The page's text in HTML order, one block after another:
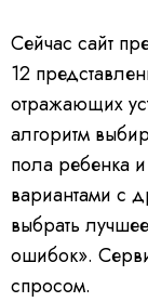
Сейчас сайт
12
отражающих
алгоритм
пола ребенка
вариантами с
выбрать
ошибок».
спросом.